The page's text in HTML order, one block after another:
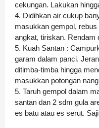
cekungan. Lakukan
4. Didihkan air cukup
masukkan gempol,
angkat, tiriskan. Rendam
5. Kuah Santan :
garam dalam panci.
ditimba-timba hingga
masukkan potongan
5. Taruh gempol dalam
santan dan 2 sdm gula
es batu atau es serut.